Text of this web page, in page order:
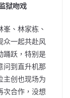
狱吻戏
、林家栋、
众一起共赴风
踊跃，特别是
问到直升机那
主创也现场为
次合作，没想